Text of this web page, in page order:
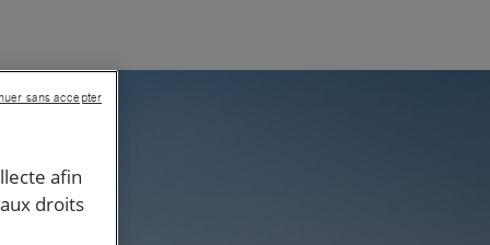
afin
droits
sans accepter